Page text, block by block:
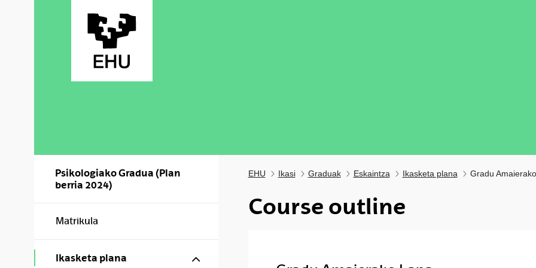
Psikologiako Gradua (Plan
berria 2024)
Matrikula
Ikasketa plana Show/hide subpages
EHU Ikasi Graduak Eskaintza Ikasketa plana Gradu
Course outline